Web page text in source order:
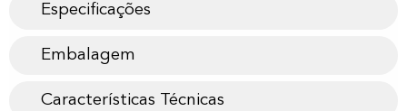
Especificações
Embalagem
Características Técnicas